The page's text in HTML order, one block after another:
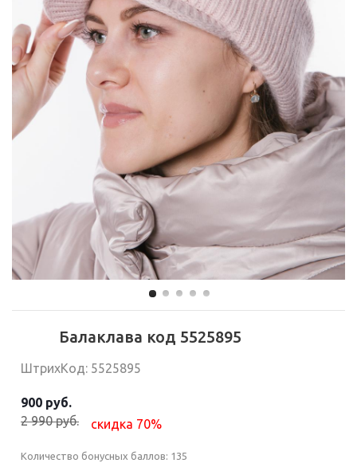
Балаклава код 5525895
ШтрихКод: 5525895
900 руб.
2 990 руб.
скидка 70%
Количество бонусных баллов: 135